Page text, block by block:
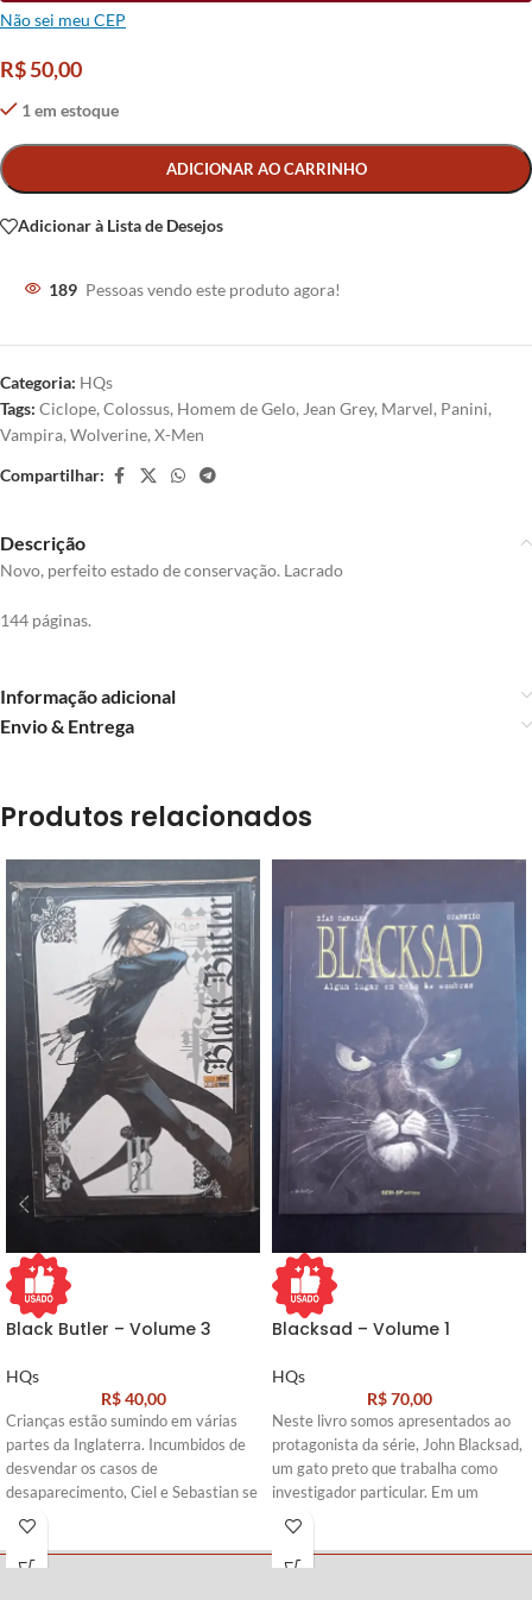
Não sei meu CEP
R$50,00
1 em estoque
ADICIONAR AO CARRINHO
Alternative:
Adicionar à Lista de Desejos
189 Pessoas vendo este produto agora!
Categoria: HQs
Tags: Ciclope, Colossus, Homem de Gelo, Jean Grey, Marvel, Panini,
Vampira, Wolverine, X-Men
Compartilhar:
Descrição
Novo, perfeito estado de conservação. Lacrado
144 páginas.
Informação adicional
Envio & Entrega
Produtos relacionados
Black Butler – Volume 3
HQs
R$40,00
Crianças estão sumindo em várias
partes da Inglaterra. Incumbidos de
desvendar os casos de
desaparecimento, Ciel e Sebastian se
infiltram na trupe de um circo
itinerante que parece ser a chave do
mistério. Um palhaço misteriosos
Blacksad – Volume 1
HQs
R$70,00
Neste livro somos apresentados ao
protagonista da série, John Blacksad,
um gato preto que trabalha como
investigador particular. Em um
cenário de filme noir dos anos 1950,
esse detetive deve solucionar
assassinatos misteriosos e enfrentar